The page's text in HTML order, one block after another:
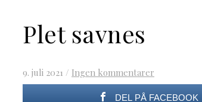
Plet savnes
9. juli 2021 / Ingen kommentarer
DEL PÅ FACEBOOK